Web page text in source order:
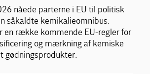
nåede parterne i EU til politisk
såkaldte kemikalieomnibus.
en række kommende EU-regler for
og mærkning af kemiske
gødningsprodukter.